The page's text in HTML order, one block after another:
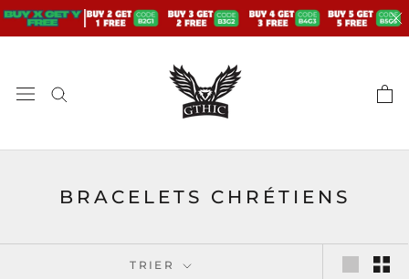
Aller
BRACELETS CHRÉTIENS
TRIER